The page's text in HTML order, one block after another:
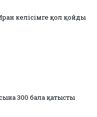
келісімге қол қойды
300 бала қатысты